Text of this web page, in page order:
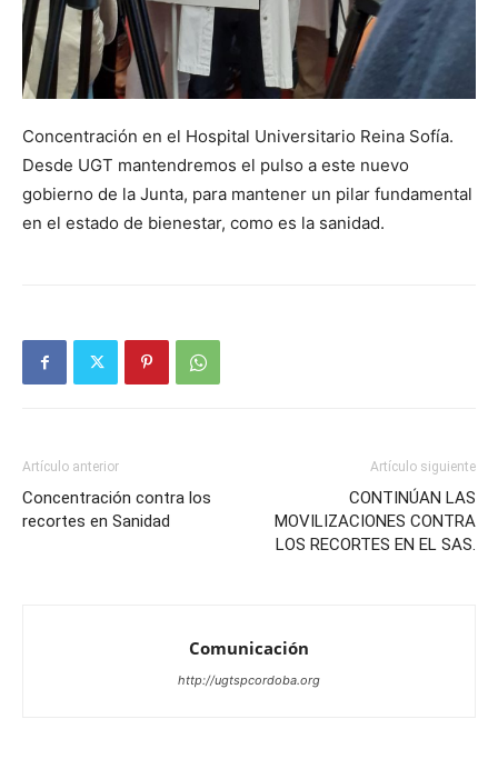
Concentración en el Hospital Universitario Reina Sofía.
Desde UGT mantendremos el pulso a este nuevo
gobierno de la Junta, para mantener un pilar fundamental
en el estado de bienestar, como es la sanidad.
Artículo anterior
Concentración contra los
recortes en Sanidad
Artículo siguiente
CONTINÚAN LAS
MOVILIZACIONES CONTRA
LOS RECORTES EN EL SAS.
Comunicación
http://ugtspcordoba.org